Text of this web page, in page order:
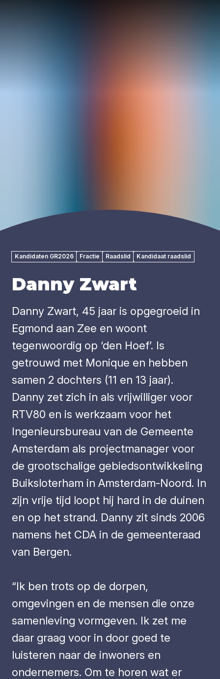
Kandidaten GR2026 Fractie Raadslid Kandidaat raadslid
Danny Zwart
Danny Zwart, 45 jaar is opgegroeid in
Egmond aan Zee en woont
tegenwoordig op ‘den Hoef’. Is
getrouwd met Monique en hebben
samen 2 dochters (11 en 13 jaar).
Danny zet zich in als vrijwilliger voor
RTV80 en is werkzaam voor het
Ingenieursbureau van de Gemeente
Amsterdam als projectmanager voor
de grootschalige gebiedsontwikkeling
Buiksloterham in Amsterdam-Noord. In
zijn vrije tijd loopt hij hard in de duinen
en op het strand. Danny zit sinds 2006
namens het CDA in de gemeenteraad
van Bergen.
“Ik ben trots op de dorpen,
omgevingen en de mensen die onze
samenleving vormgeven. Ik zet me
daar graag voor in door goed te
luisteren naar de inwoners en
ondernemers. Om te horen wat er